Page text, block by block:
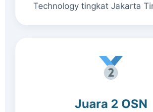
Technology tingkat Jakarta
Juara 2 OSN